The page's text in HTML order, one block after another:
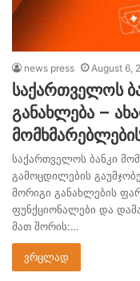
news press August 6,
საქართველოს
განახლება –
საქართველოს ბანკი
გამოცდილების
მორიგი განახლების
ფუნქციონალები და
მათ შორის:…
ვრცლად